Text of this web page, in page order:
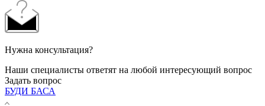
Нужна консультация?
Наши специалисты ответят на любой интересующий вопрос
Задать вопрос
БУДИ БАСА